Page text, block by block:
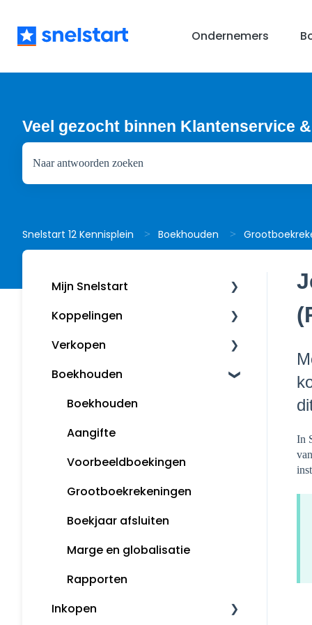
Ondernemers
Veel gezocht binnen Klantenservice
Snelstart 12 Kennisplein Boekhouden
In
Mijn Snelstart
Mijn Snelstart
Koppelingen
Overige koppelingen
Verkopen
Factureren
Herinneringen en
Boekhouden
Boekhouden
Aangifte
Voorbeeldboekingen
Grootboekrekeningen
Boekjaar afsluiten
Marge en globalisatie
Rapporten
Inkopen